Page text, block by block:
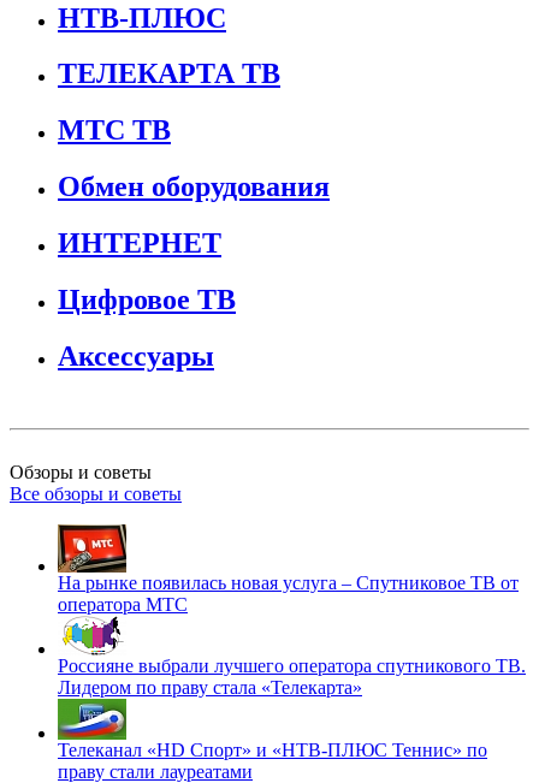
НТВ-ПЛЮС
ТЕЛЕКАРТА ТВ
МТС ТВ
Обмен оборудования
ИНТЕРНЕТ
Цифровое ТВ
Аксессуары
Обзоры и советы
Все обзоры и советы
На рынке появилась новая услуга – Спутниковое ТВ от
оператора МТС
Россияне выбрали лучшего оператора спутникового ТВ.
Лидером по праву стала «Телекарта»
Телеканал «HD Спорт» и «НТВ-ПЛЮС Теннис» по
праву стали лауреатами